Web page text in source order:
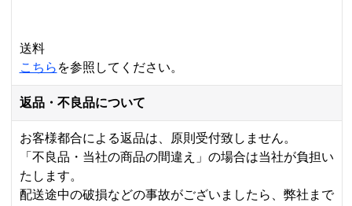
送料
こちら を参照してください。
返品・不良品について
お客様都合による返品は、原則受付致しません。
「不良品・当社の商品の間違え」の場合は当社が負担い
たします。
配送途中の破損などの事故がございましたら、弊社まで